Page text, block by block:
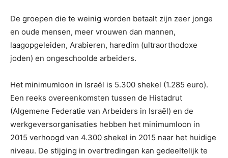
De groepen die te weinig worden betaalt zijn zeer jonge
en oude mensen, meer vrouwen dan mannen,
laagopgeleiden, Arabieren, haredim (ultraorthodoxe
joden) en ongeschoolde arbeiders.
Het minimumloon in Israël is 5.300 shekel (1.285 euro).
Een reeks overeenkomsten tussen de Histadrut
(Algemene Federatie van Arbeiders in Israël) en de
werkgeversorganisaties hebben het minimumloon in
2015 verhoogd van 4.300 shekel in 2015 naar het huidige
niveau. De stijging in overtredingen kan gedeeltelijk te